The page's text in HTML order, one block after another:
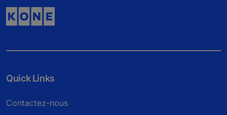
Quick Links
Contactez-nous